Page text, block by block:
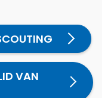
VAN